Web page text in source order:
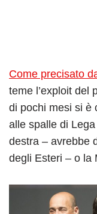
Come precisato
teme l’exploit del
di pochi mesi si è
alle spalle di
destra – avrebbe
degli Esteri – o la